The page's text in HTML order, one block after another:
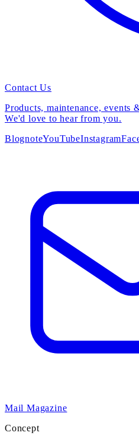
Contact Us
Products, maintenance, events
We'd love to hear from you.
BlognoteYouTubeInstagram
Mail Magazine
Concept